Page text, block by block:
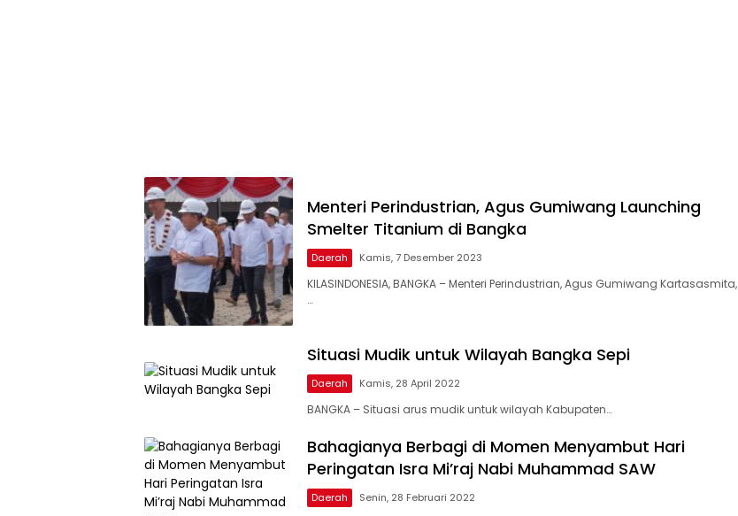
Menteri Perindustrian, Agus Gumiwang Launching
Smelter Titanium di Bangka
Daerah Kamis, 7 Desember 2023
KILASINDONESIA, BANGKA – Menteri Perindustrian, Agus Gumiwang Kartasasmita,
…
Situasi Mudik untuk Wilayah Bangka Sepi
Daerah Kamis, 28 April 2022
BANGKA – Situasi arus mudik untuk wilayah Kabupaten…
Bahagianya Berbagi di Momen Menyambut Hari
Peringatan Isra Mi’raj Nabi Muhammad SAW
Daerah Senin, 28 Februari 2022